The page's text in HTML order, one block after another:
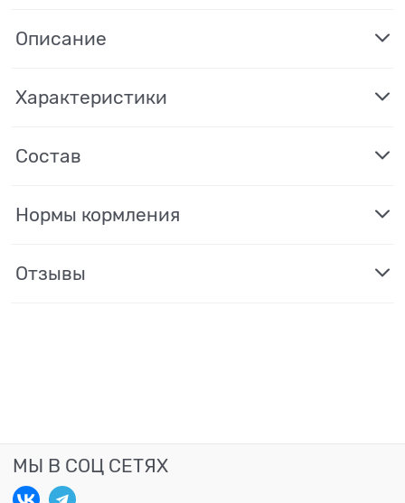
Описание
Характеристики
Состав
Нормы кормления
Отзывы
МЫ В СОЦ СЕТЯХ